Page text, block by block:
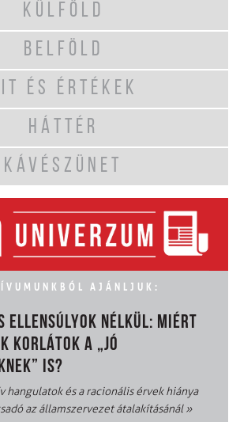
KÜLFÖLD
BELFÖLD
ÉS ÉRTÉKEK
HÁTTÉR
KÁVÉSZÜNET
AJÁNLJUK:
ELLENSÚLYOK NÉLKÜL: MIÉRT
KORLÁTOK A „JÓ
IS?
hangulatok és a racionális érvek hiánya
az államszervezet átalakításánál»